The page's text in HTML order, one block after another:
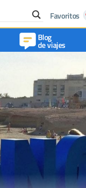
Favoritos
Blog
de viajes